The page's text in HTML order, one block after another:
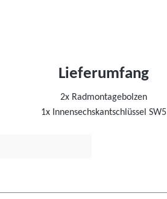
Lieferumfang
2x Radmontagebolzen
1x Innensechskantschlüssel SW5